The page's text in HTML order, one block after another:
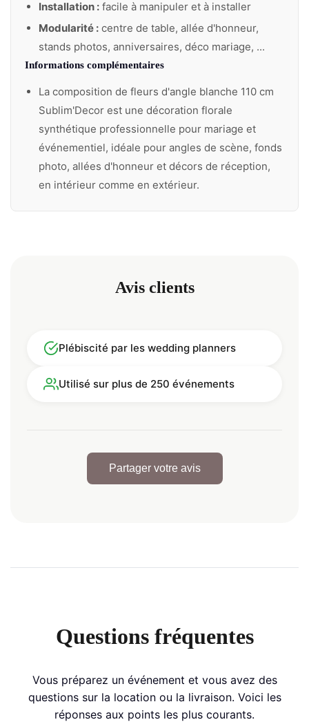
Installation : facile à manipuler et à installer
Modularité : centre de table, allée d'honneur,
stands photos, anniversaires, déco mariage, ...
Informations complémentaires
La composition de fleurs d'angle blanche 110 cm
Sublim'Decor est une décoration florale
synthétique professionnelle pour mariage et
événementiel, idéale pour angles de scène, fonds
photo, allées d'honneur et décors de réception,
en intérieur comme en extérieur.
Avis clients
Plébiscité par les wedding planners
Utilisé sur plus de 250 événements
Partager votre avis
Questions fréquentes
Vous préparez un événement et vous avez des
questions sur la location ou la livraison. Voici les
réponses aux points les plus courants.